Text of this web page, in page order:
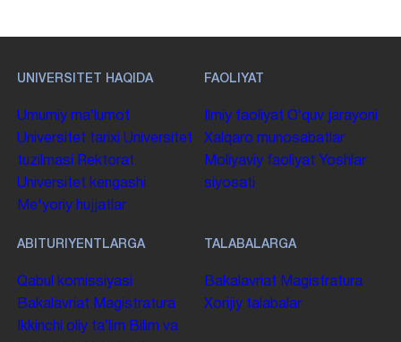
UNIVERSITET HAQIDA
Umumiy maʼlumot
Universitet tarixi Universitet
tuzilmasi
Rektorat
Universitet kengashi
Me'yoriy hujjatlar
FAOLIYAT
Ilmiy faoliyat Oʻquv jarayoni
Xalqaro munosabatlar
Moliyaviy faoliyat Yoshlar
siyosati
ABITURIYENTLARGA
Qabul komissiyasi
Bakalavriat Magistratura
Ikkinchi oliy taʼlim Bilim va
TALABALARGA
Bakalavriat Magistratura
Xorijiy talabalar